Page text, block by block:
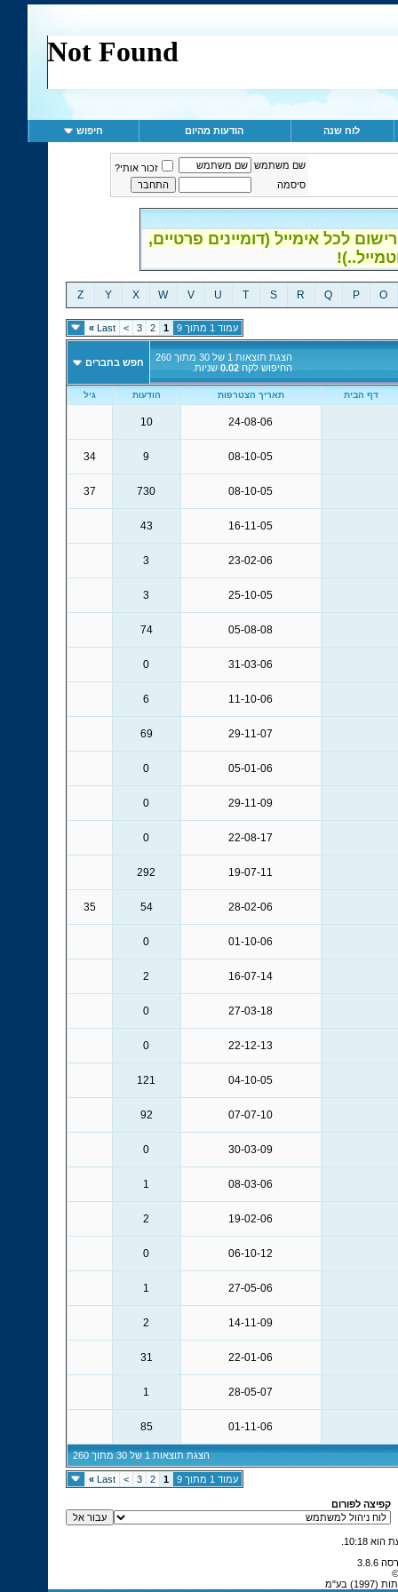
לוח שנה הודעות מהיום חיפוש
שם משתמש
זכור אותי?
סיסמה
לכל אימייל (דומיינים פרטיים,
O
P
Q
R
S
T
U
V
W
X
Y
Z
עמוד 1 מתוך 9 1
2
3
>
Last
»
הצגת תוצאות 1 של 30 מתוך 260
החיפוש לקח0.02 שניות. חפש בחברים
דף הבית תאריך הצטרפות הודעות גיל
24-08-06
10
08-10-05
9
34
08-10-05
730
37
16-11-05
43
23-02-06
3
25-10-05
3
05-08-08
74
31-03-06
0
11-10-06
6
29-11-07
69
05-01-06
0
29-11-09
0
22-08-17
0
19-07-11
292
28-02-06
54
35
01-10-06
0
16-07-14
2
27-03-18
0
22-12-13
0
04-10-05
121
07-07-10
92
30-03-09
0
08-03-06
1
19-02-06
2
06-10-12
0
27-05-06
1
14-11-09
2
22-01-06
31
28-05-07
1
01-11-06
85
הצגת תוצאות 1 של 30 מתוך 260
עמוד 1 מתוך 9 1
2
3
>
Last
»
קפיצה לפורום
10:18
בע"מ